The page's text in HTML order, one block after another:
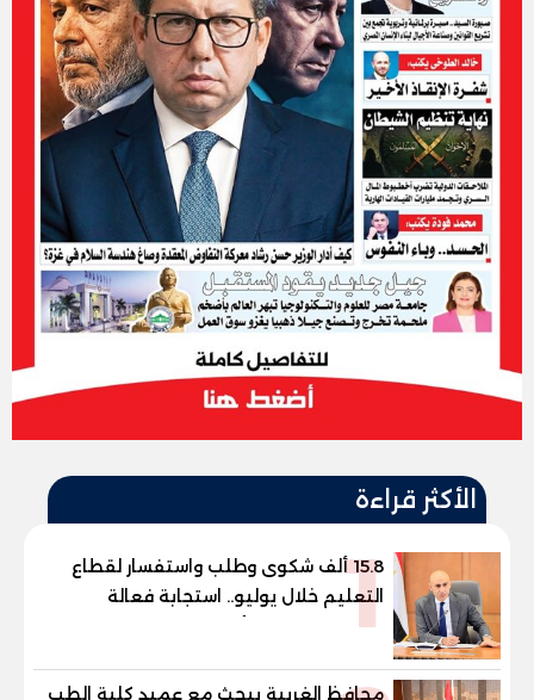
الأكثر قراءة
115.8 ألف شكوى وطلب واستفسار لقطاع
التعليم خلال يوليو.. استجابة فعالة
لشكاوى الطلاب وأولياء الأمور
محافظ الغربية يبحث مع عميد كلية الطب